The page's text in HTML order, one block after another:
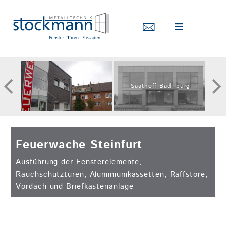
PARTNER
DOWNLOAD
Suche
Saathoff Bad Iburg
Feuerwache Steinfurt
Ausführung der Fensterelemente,
Rauchschutztüren, Aluminiumkassetten, Raffstore,
Vordach und Briefkastenanlage